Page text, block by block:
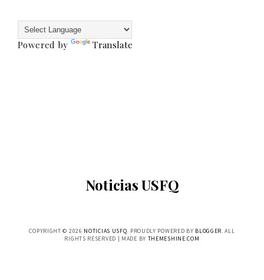
Powered by Translate
Noticias USFQ
COPYRIGHT © 2026 NOTICIAS USFQ. PROUDLY POWERED BY BLOGGER. ALL
RIGHTS RESERVED | MADE BY THEMESHINE.COM